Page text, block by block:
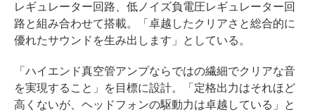
レギュレーター回路、低ノイズ負電圧レギュレーター回
路と組み合わせて搭載。「卓越したクリアさと総合的に
優れたサウンドを生み出します」としている。
「ハイエンド真空管アンプならではの繊細でクリアな音
を実現すること」を目標に設計。「定格出力はそれほど
高くないが、ヘッドフォンの駆動力は卓越している」と